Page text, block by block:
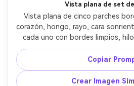
Vista plana de set
Vista plana de cinco parches
corazón, hongo, rayo, cara
cada uno con bordes limpios,
sutiles, iluminación de estudio de
Nikon Z8, 50mm, enfoque nítido,
producto e-
Copiar
Crear Imagen